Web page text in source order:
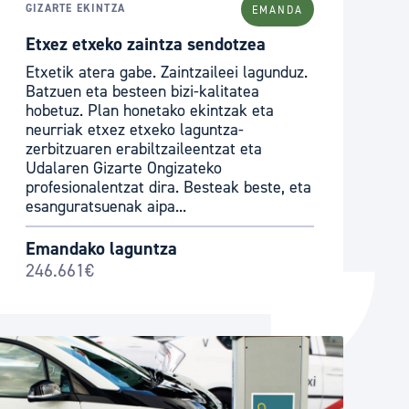
Izapideen katalogoa
Tramitaziorako laguntza
GIZARTE EKINTZA EMANDA
Etxez etxeko zaintza sendotzea
Etxetik atera gabe. Zaintzaileei lagunduz.
Batzuen eta besteen bizi-kalitatea
hobetuz. Plan honetako ekintzak eta
neurriak etxez etxeko laguntza-
zerbitzuaren erabiltzaileentzat eta
Udalaren Gizarte Ongizateko
profesionalentzat dira. Besteak beste, eta
esanguratsuenak aipa...
Emandako laguntza
246.661€